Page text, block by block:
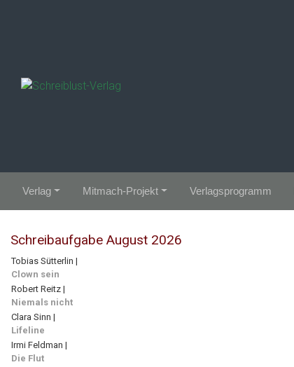
Verlag Mitmach-Projekt Verlagsprogramm
Schreibaufgabe August 2026
Tobias Sütterlin |
Clown sein
Robert Reitz |
Niemals nicht
Clara Sinn |
Lifeline
Irmi Feldman |
Die Flut